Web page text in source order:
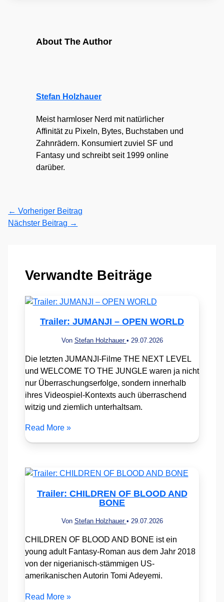
About The Author
Stefan Holzhauer
Meist harmloser Nerd mit natürlicher
Affinität zu Pixeln, Bytes, Buchstaben und
Zahnrädern. Konsumiert zuviel SF und
Fantasy und schreibt seit 1999 online
darüber.
← Vorheriger Beitrag
Nächster Beitrag →
Verwandte Beiträge
Trailer: JUMANJI – OPEN WORLD
Von Stefan Holzhauer • 29.07.2026
Die letzten JUMANJI-Filme THE NEXT LEVEL
und WELCOME TO THE JUNGLE waren ja nicht
nur Überraschungserfolge, sondern innerhalb
ihres Videospiel-Kontexts auch überraschend
witzig und ziemlich unterhaltsam.
Read More »
Trailer: CHILDREN OF BLOOD AND
BONE
Von Stefan Holzhauer • 29.07.2026
CHILDREN OF BLOOD AND BONE ist ein
young adult Fantasy-Roman aus dem Jahr 2018
von der nigerianisch-stämmigen US-
amerikanischen Autorin Tomi Adeyemi.
Read More »